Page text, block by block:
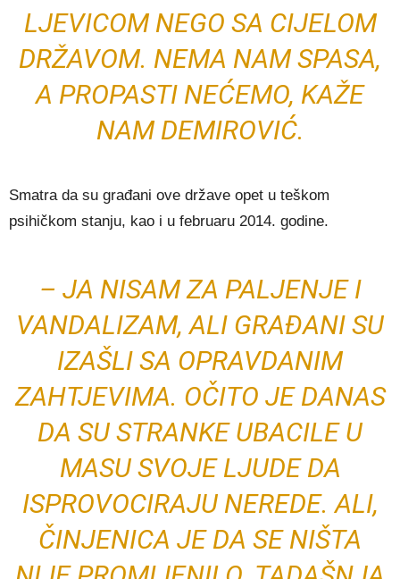
LJEVICOM NEGO SA CIJELOM
DRŽAVOM. NEMA NAM SPASA,
A PROPASTI NEĆEMO, KAŽE
NAM DEMIROVIĆ.
Smatra da su građani ove države opet u teškom
psihičkom stanju, kao i u februaru 2014. godine.
– JA NISAM ZA PALJENJE I
VANDALIZAM, ALI GRAĐANI SU
IZAŠLI SA OPRAVDANIM
ZAHTJEVIMA. OČITO JE DANAS
DA SU STRANKE UBACILE U
MASU SVOJE LJUDE DA
ISPROVOCIRAJU NEREDE. ALI,
ČINJENICA JE DA SE NIŠTA